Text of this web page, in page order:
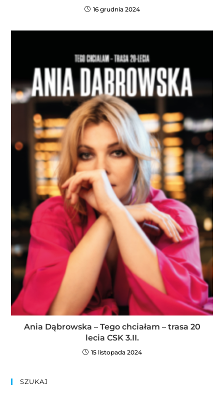
16 grudnia 2024
Ania Dąbrowska – Tego chciałam – trasa 20
lecia CSK 3.II.
15 listopada 2024
SZUKAJ